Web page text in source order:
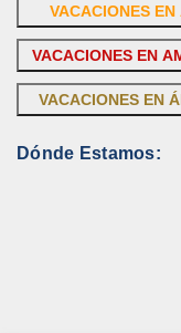
VACACIONES EN
VACACIONES EN
VACACIONES EN
Dónde Estamos: